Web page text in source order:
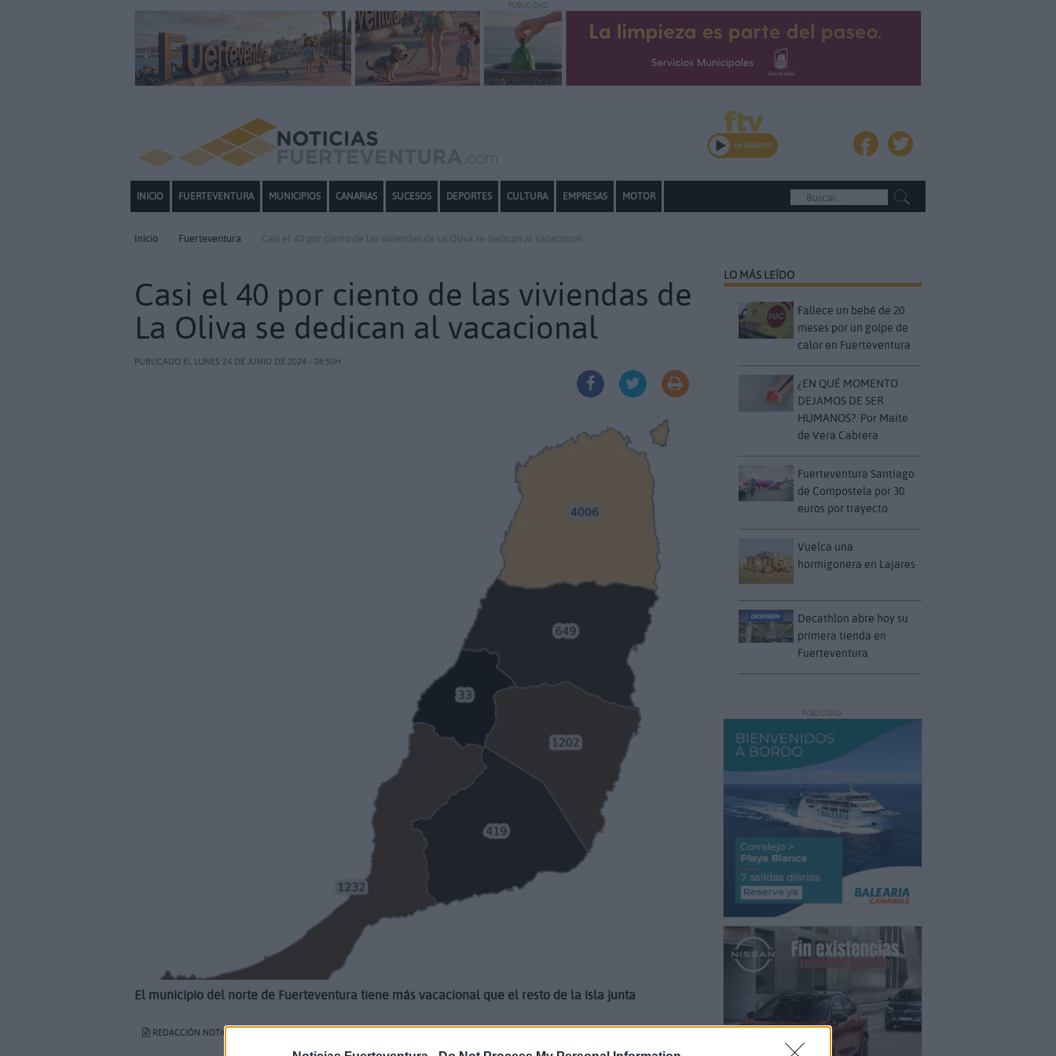
PUBLICIDAD
INICIO FUERTEVENTURA MUNICIPIOS CANARIAS SUCESOS DEPORTES CULTURA EMPRESAS MOTOR
Inicio Fuerteventura Casi el 40 por ciento de las viviendas de La Oliva se dedican al vacacional
Casi el 40 por ciento de las viviendas de
La Oliva se dedican al vacacional
PUBLICADO EL LUNES 24 DE JUNIO DE 2024 - 08:50H
El municipio del norte de Fuerteventura tiene más vacacional que el resto de la isla junta
REDACCIÓN NOTICIASFUERTEVENTURA
LO MÁS LEÍDO
Fallece un bebé de 20
meses por un golpe de
calor en Fuerteventura
¿EN QUÉ MOMENTO
DEJAMOS DE SER
HUMANOS?. Por Maite
de Vera Cabrera
Fuerteventura Santiago
de Compostela por 30
euros por trayecto
Vuelca una
hormigonera en Lajares
Decathlon abre hoy su
primera tienda en
Fuerteventura
PUBLICIDAD